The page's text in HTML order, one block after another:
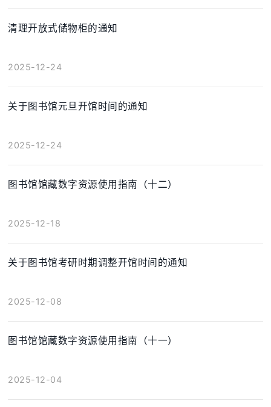
清理开放式储物柜的通知
2025-12-24
关于图书馆元旦开馆时间的通知
2025-12-24
图书馆馆藏数字资源使用指南（十二）
2025-12-18
关于图书馆考研时期调整开馆时间的通知
2025-12-08
图书馆馆藏数字资源使用指南（十一）
2025-12-04